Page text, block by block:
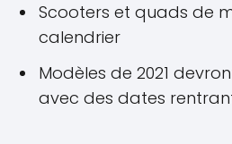
Scooters et quads de
calendrier
Modèles de 2021
avec des dates